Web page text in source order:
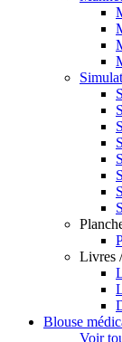
Livres
Blouse
Voir